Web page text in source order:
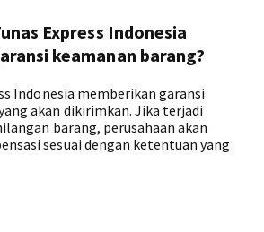
Express Indonesia
keamanan barang?
Indonesia memberikan garansi
akan dikirimkan. Jika terjadi
barang, perusahaan akan
sesuai dengan ketentuan yang